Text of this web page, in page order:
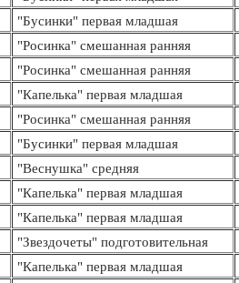
"Бусинки" первая младшая
"Росинка" смешанная ранняя
"Росинка" смешанная ранняя
"Капелька" первая младшая
"Росинка" смешанная ранняя
"Бусинки" первая младшая
"Веснушка" средняя
"Капелька" первая младшая
"Капелька" первая младшая
"Звездочеты" подготовительная
"Капелька" первая младшая